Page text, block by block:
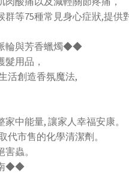
等75種常見身心症狀,提供
輪與芳香蠟燭◆◆
用品，
活創造香氛魔法,
中能量, 讓家人幸福安康。
市售的化學清潔劑。
蟲。
◆◆